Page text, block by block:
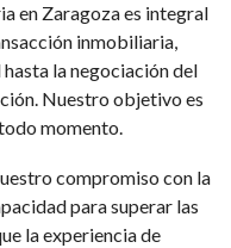
en Zaragoza es integral
inmobiliaria,
la negociación del
Nuestro objetivo es
momento.
compromiso con la
para superar las
la experiencia de